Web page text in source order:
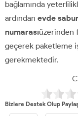
bağlamında
ardından evde
numarasıüzerinden
geçerek paketleme
gerekmektedir.
Bizlere Destek Olup